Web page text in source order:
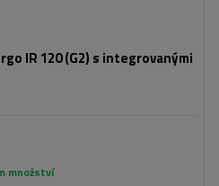
IR 120 (G2) s integrovanými
množství